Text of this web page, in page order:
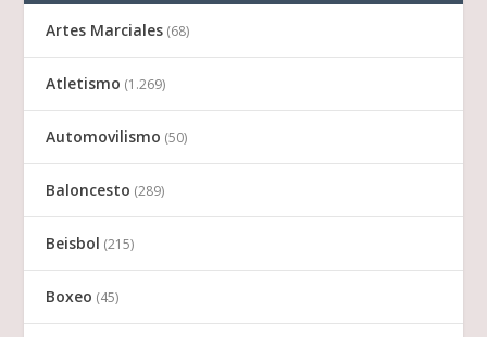
Artes Marciales (68)
Atletismo (1.269)
Automovilismo (50)
Baloncesto (289)
Beisbol (215)
Boxeo (45)